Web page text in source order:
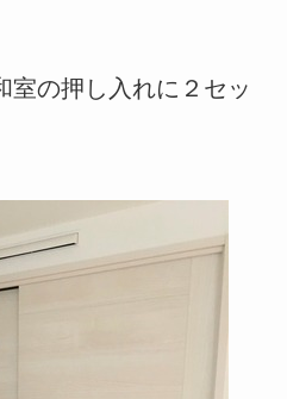
室の押し入れに２セッ